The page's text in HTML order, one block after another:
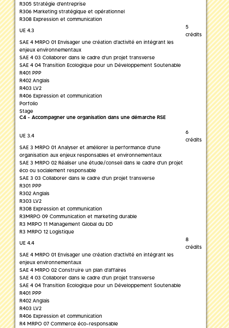
R305 Stratégie d'entreprise
R306 Marketing stratégique et opérationnel
R308 Expression et communication
UE 4.3
5
crédits
SAE 4 MRPO 01 Envisager une création d'activité en intégrant les
enjeux environnementaux
SAE 4 03 Collaborer dans le cadre d'un projet transverse
SAE 4 04 Transition Ecologique pour un Développement Soutenable
R401 PPP
R402 Anglais
R403 LV2
R406 Expression et communication
Porfolio
Stage
C4 - Accompagner une organisation dans une démarche RSE
UE 3.4
6
crédits
SAE 3 MRPO 01 Analyser et améliorer la performance d'une
organisation aux enjeux responsables et environnementaux
SAE 3 MRPO 02 Réaliser une étude/conseil dans le cadre d'un projet
éco ou socialement responsable
SAE 3 03 Collaborer dans le cadre d'un projet transverse
R301 PPP
R302 Anglais
R303 LV2
R308 Expression et communication
R3MRPO 09 Communication et marketing durable
R3 MRPO 11 Management Global du DD
R3 MRPO 12 Logistique
UE 4.4
8
crédits
SAE 4 MRPO 01 Envisager une création d'activité en intégrant les
enjeux environnementaux
SAE 4 MRPO 02 Construire un plan d'affaires
SAE 4 03 Collaborer dans le cadre d'un projet transverse
SAE 4 04 Transition Ecologique pour un Développement Soutenable
R401 PPP
R402 Anglais
R403 LV2
R406 Expression et communication
R4 MRPO 07 Commerce éco-responsable